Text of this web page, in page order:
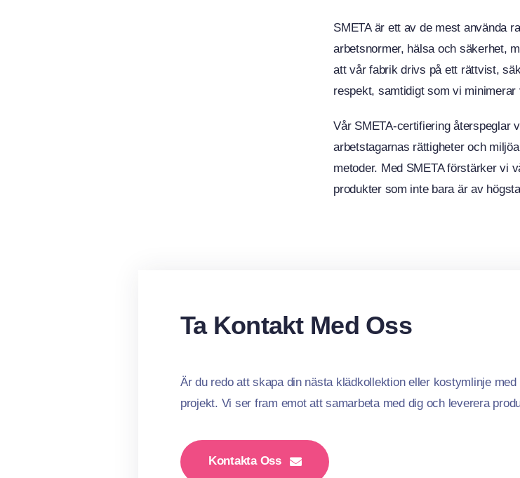
SMETA är ett av de mest använda
arbetsnormer, hälsa och säkerhet,
att vår fabrik drivs på ett rättvist,
respekt, samtidigt som vi
Vår SMETA-certifiering återspeglar
arbetstagarnas rättigheter och
metoder. Med SMETA förstärker vi
produkter som inte bara är av
Ta Kontakt Med Oss
Är du redo att skapa din nästa klädkollektion eller kostymlinje
projekt. Vi ser fram emot att samarbeta med dig och leverera
Kontakta Oss